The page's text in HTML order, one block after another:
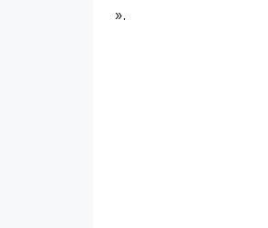
».